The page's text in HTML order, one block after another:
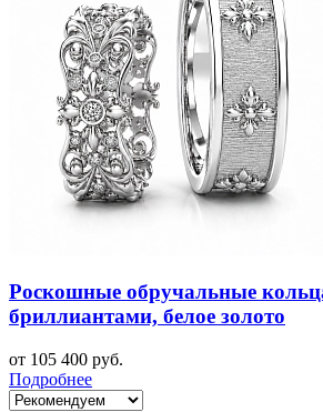
Роскошные обручальные
бриллиантами, белое золото
от 105 400 руб.
Подробнее